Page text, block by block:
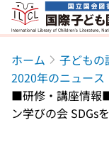
本文へ移動
ホーム
子どもの
2020年のニュース
■研修・講座情報
ン学びの会 SDGs